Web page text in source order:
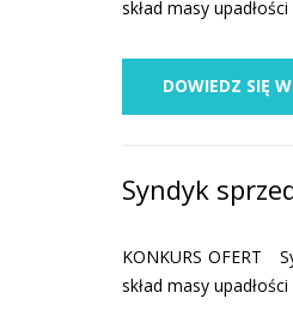
skład masy
DOWIEDZ SIĘ
Syndyk
KONKURS OFERT
skład masy